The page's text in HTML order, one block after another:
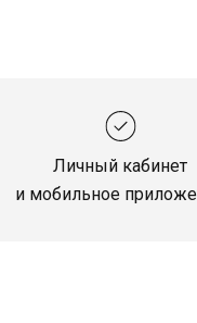
Личный кабинет
и мобильное